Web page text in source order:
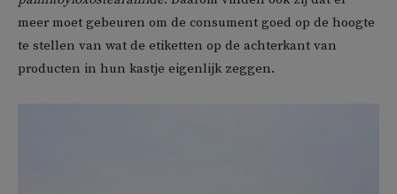
meer moet gebeuren om de consument goed op de hoogte
te stellen van wat de etiketten op de achterkant van
producten in hun kastje eigenlijk zeggen.